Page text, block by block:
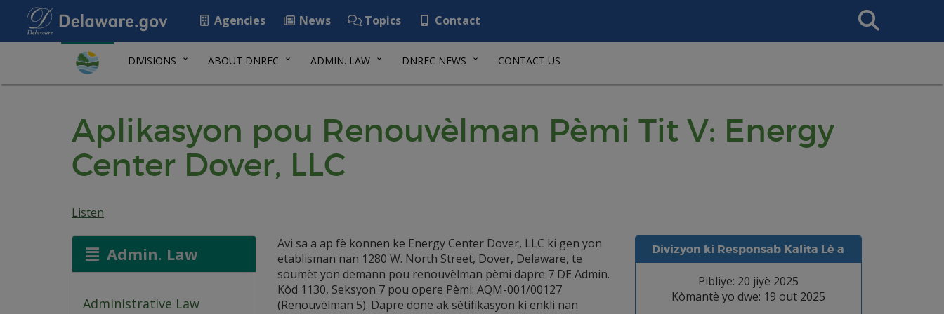
Agencies News Topics Contact
Search
This
DIVISIONS ABOUT DNREC ADMIN. LAW DNREC NEWS CONTACT US
Aplikasyon pou Renouvèlman Pèmi Tit V: Energy
Center Dover, LLC
Listen
Admin. Law
Administrative Law
Divizyon ki Responsab Kalita Lè a
Pibliye: 20 jiyè 2025
Kòmantè yo dwe: 19 out 2025
Avi sa a ap fè konnen ke Energy Center Dover, LLC ki gen yon
etablisman nan 1280 W. North Street, Dover, Delaware, te
soumèt yon demann pou renouvèlman pèmi dapre 7 DE Admin.
Kòd 1130, Seksyon 7 pou opere Pèmi: AQM-001/00127
(Renouvèlman 5). Dapre done ak sètifikasyon ki enkli nan